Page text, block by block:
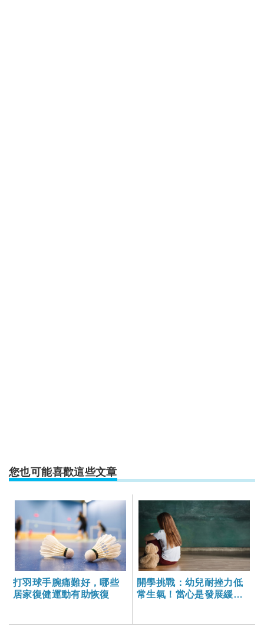
您也可能喜歡這些文章
打羽球手腕痛難好，哪些
居家復健運動有助恢復
開學挑戰：幼兒耐挫力低
常生氣！當心是發展緩慢